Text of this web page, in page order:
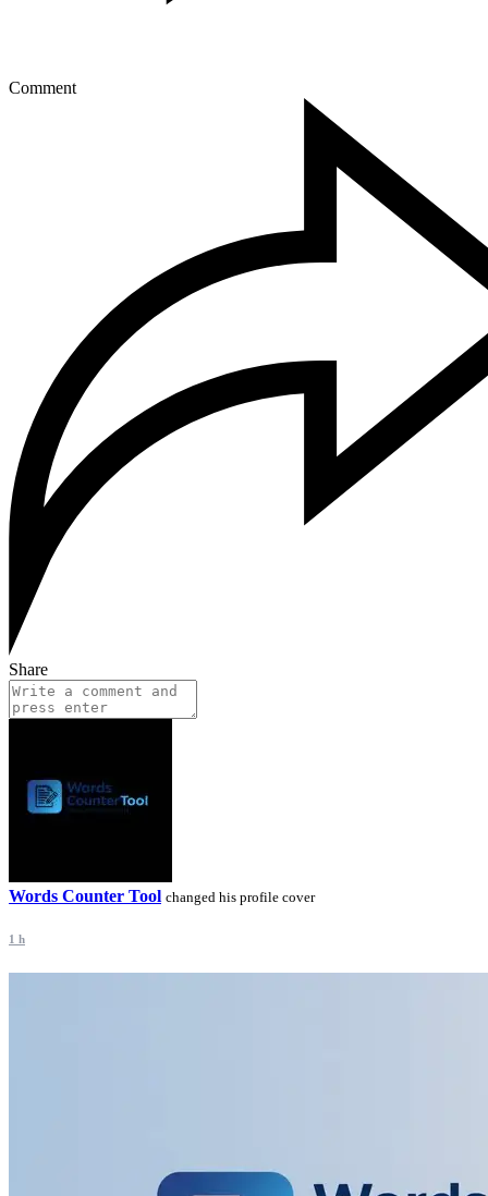
Comment
Share
Words Counter Tool changed his profile cover
1 h